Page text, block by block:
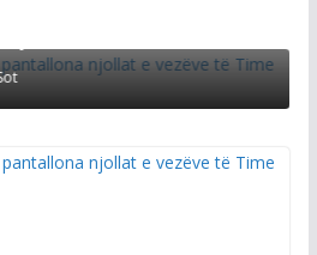
njollat e
August 8,